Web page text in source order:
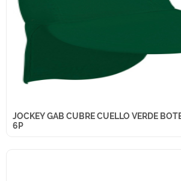
JOCKEY GAB CUBRE CUELLO VERDE
6P